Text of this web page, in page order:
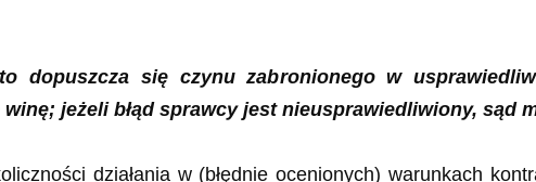
dopuszcza się czynu zabronionego w
jeżeli błąd sprawcy jest nieusprawiedliwiony, sąd
działania w (błędnie ocenionych) warunkach